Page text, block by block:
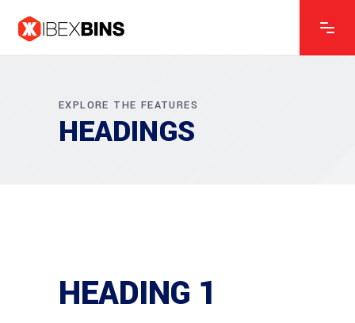
EXPLORE THE FEATURES
HEADINGS
HEADING 1